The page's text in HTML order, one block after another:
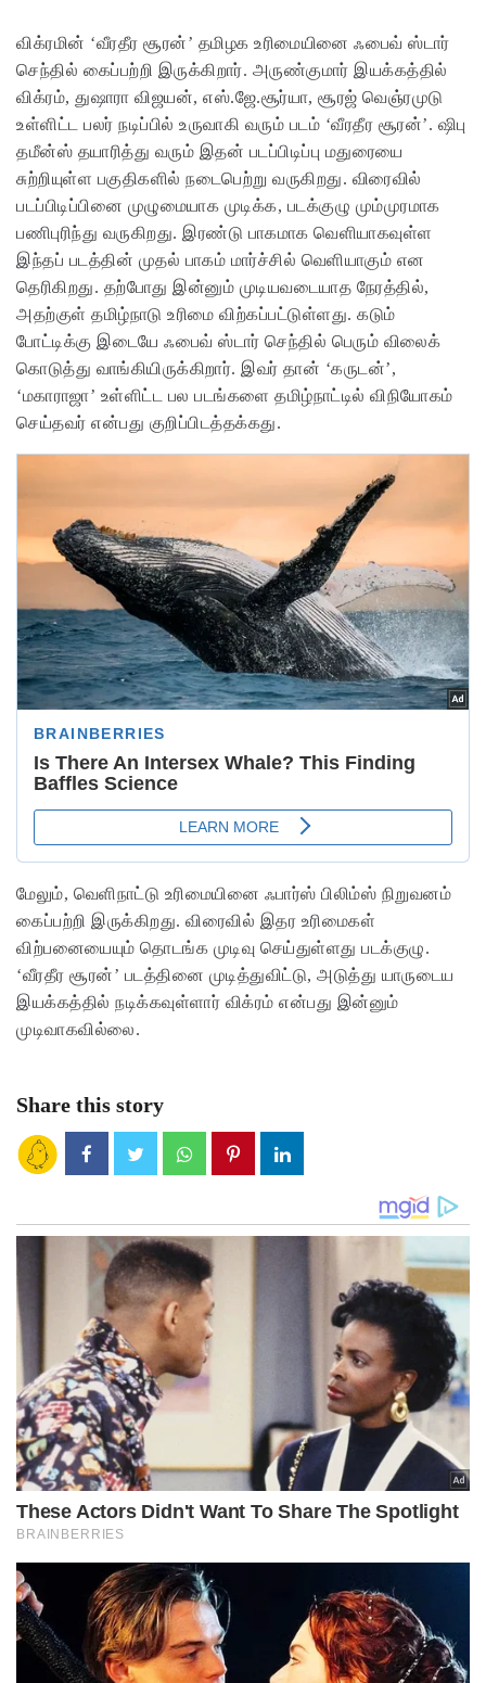
விக்ரமின் ‘வீரதீர சூரன்’ தமிழக உரிமையினை ஃபைவ் ஸ்டார்
செந்தில் கைப்பற்றி இருக்கிறார். அருண்குமார் இயக்கத்தில்
விக்ரம், துஷாரா விஜயன், எஸ்.ஜே.சூர்யா, சூரஜ் வெஞ்ரமுடு
உள்ளிட்ட பலர் நடிப்பில் உருவாகி வரும் படம் ‘வீரதீர சூரன்’. ஷிபு
தமீன்ஸ் தயாரித்து வரும் இதன் படப்பிடிப்பு மதுரையை
சுற்றியுள்ள பகுதிகளில் நடைபெற்று வருகிறது. விரைவில்
படப்பிடிப்பினை முழுமையாக முடிக்க, படக்குழு மும்முரமாக
பணிபுரிந்து வருகிறது. இரண்டு பாகமாக வெளியாகவுள்ள
இந்தப் படத்தின் முதல் பாகம் மார்ச்சில் வெளியாகும் என
தெரிகிறது. தற்போது இன்னும் முடியவடையாத நேரத்தில்,
அதற்குள் தமிழ்நாடு உரிமை விற்கப்பட்டுள்ளது. கடும்
போட்டிக்கு இடையே ஃபைவ் ஸ்டார் செந்தில் பெரும் விலைக்
கொடுத்து வாங்கியிருக்கிறார். இவர் தான் ‘கருடன்’,
‘மகாராஜா’ உள்ளிட்ட பல படங்களை தமிழ்நாட்டில் விநியோகம்
செய்தவர் என்பது குறிப்பிடத்தக்கது.
மேலும், வெளிநாட்டு உரிமையினை ஃபார்ஸ் பிலிம்ஸ் நிறுவனம்
கைப்பற்றி இருக்கிறது. விரைவில் இதர உரிமைகள்
விற்பனையையும் தொடங்க முடிவு செய்துள்ளது படக்குழு.
‘வீரதீர சூரன்’ படத்தினை முடித்துவிட்டு, அடுத்து யாருடைய
இயக்கத்தில் நடிக்கவுள்ளார் விக்ரம் என்பது இன்னும்
முடிவாகவில்லை.
Share this story